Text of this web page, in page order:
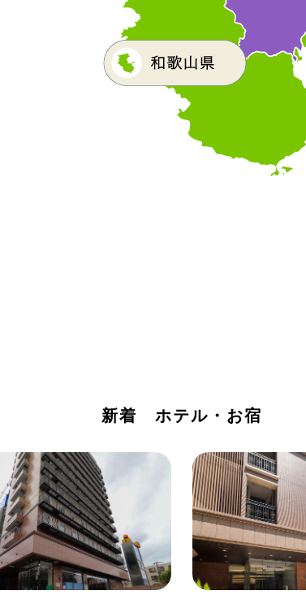
新着 ホテル・お宿